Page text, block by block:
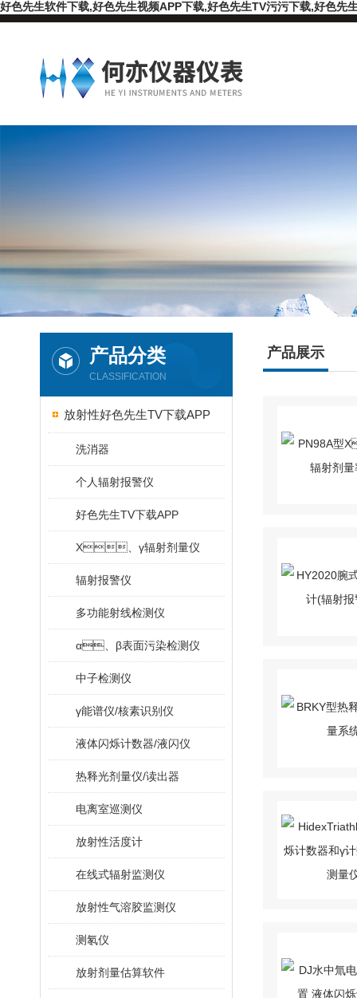
好色先生软件下载,好色先生视频APP下载,好色先生TV污污下载,好色先
产品分类
CLASSIFICATION
放射性好色先生TV下载APP
洗消器
个人辐射报警仪
好色先生TV下载APP
X、γ辐射剂量仪
辐射报警仪
多功能射线检测仪
α、β表面污染检测仪
中子检测仪
γ能谱仪/核素识别仪
液体闪烁计数器/液闪仪
热释光剂量仪/读出器
电离室巡测仪
放射性活度计
在线式辐射监测仪
放射性气溶胶监测仪
测氡仪
放射剂量估算软件
产品展示